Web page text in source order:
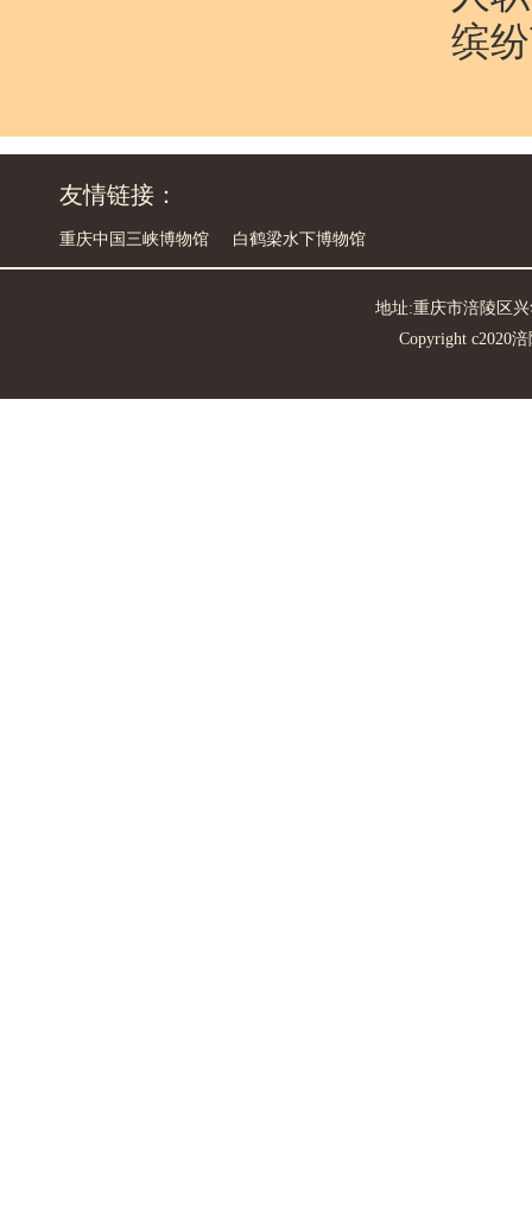
缤
友情链接：
重庆中国三峡博物馆 白鹤梁水下博物馆
地址:重庆市涪陵区兴
Copyright c2020